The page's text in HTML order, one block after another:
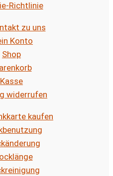
Richtlinie
zu uns
Konto
Shop
Kasse
widerrufen
kaufen